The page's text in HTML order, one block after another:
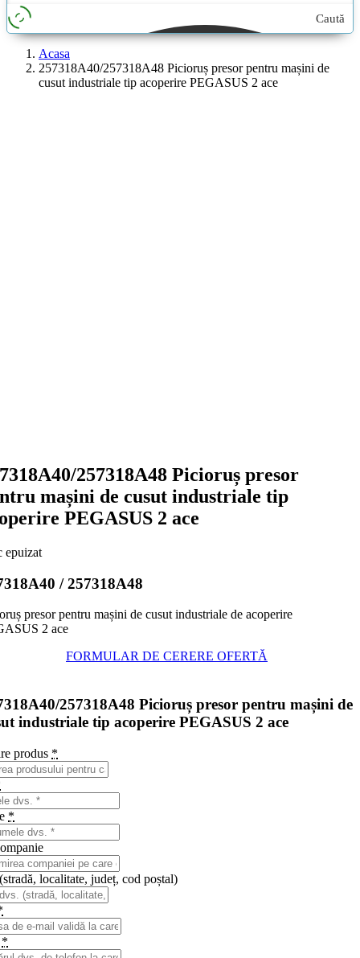
Caută
Acasa
257318A40/257318A48 Picioruș presor pentru mașini de
cusut industriale tip acoperire PEGASUS 2 ace
257318A48 Picioruș presor
mașini de cusut industriale tip
PEGASUS 2 ace
epuizat
/ 257318A48
presor pentru mașini de cusut industriale de acoperire
2 ace
FORMULAR DE CERERE OFERTĂ
257318A48 Picioruș presor pentru mașini de
industriale tip acoperire PEGASUS 2 ace
produs *
*
localitate, județ, cod poștal)
*